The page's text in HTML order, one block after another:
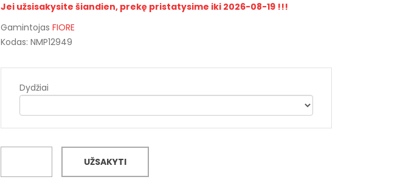
Jei užsisakysite šiandien, prekę pristatysime iki 2026-08-19 !!!
Gamintojas FIORE
Kodas: NMP12949
Dydžiai
UŽSAKYTI